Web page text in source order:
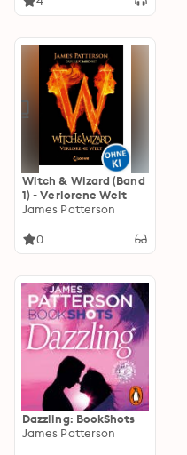
Witch & Wizard (Band
1) - Verlorene Welt
James Patterson
0
Dazzling: BookShots
James Patterson